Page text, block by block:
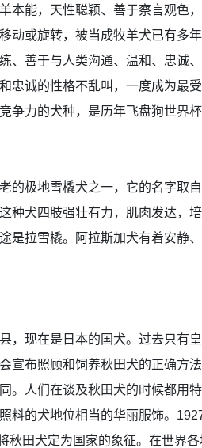
本能，天性聪颖、善于察言观色
动或旋转，被当成牧羊犬已有多
、善于与人类沟通、温和、忠诚
忠诚的性格不乱叫，一度成为最
争力的犬种，是历年飞盘狗世界
极地雪橇犬之一，它的名字取自
种犬四肢强壮有力，肌肉发达，
是拉雪橇。阿拉斯加犬有着安静
现在是日本的国犬。过去只有皇
宣布照顾和饲养秋田犬的正确方
。人们在谈及秋田犬的时候都用
料的犬地位相当的华丽服饰。
秋田犬定为国家的象征。在世界